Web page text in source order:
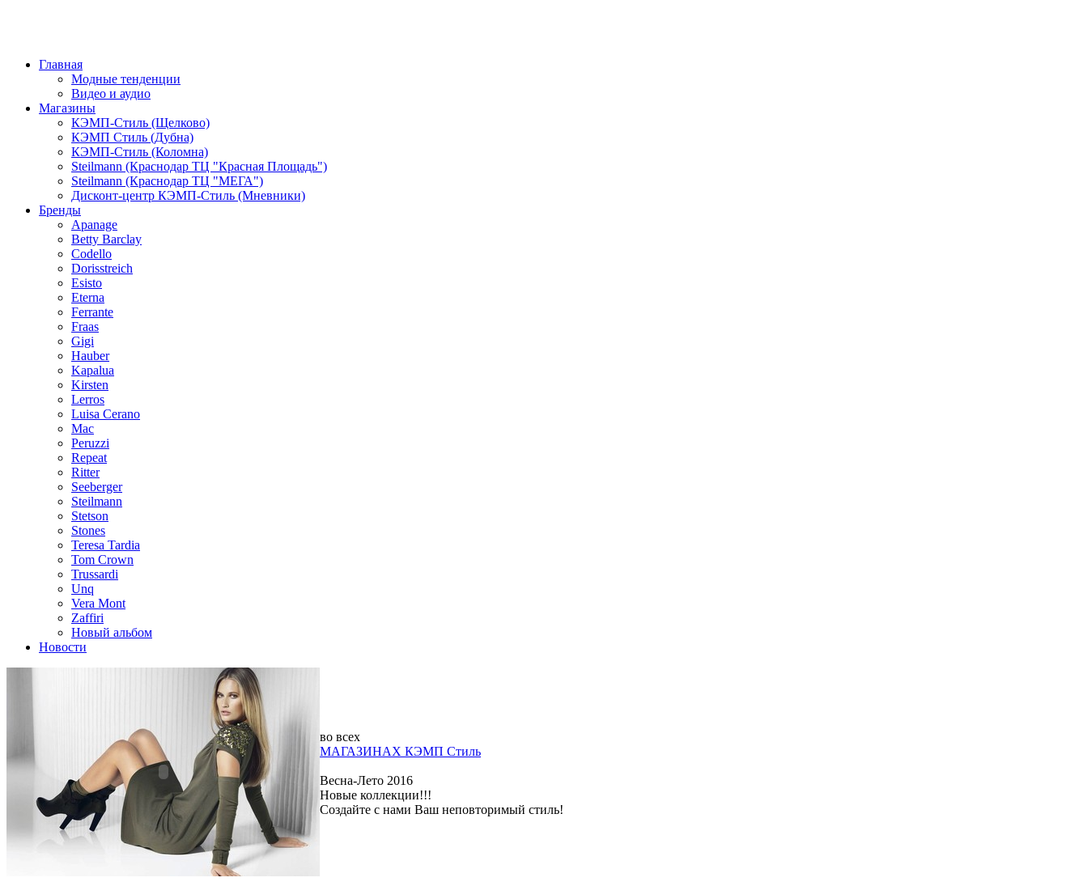
Главная
Модные тенденции
Видео и аудио
Магазины
КЭМП-Стиль (Щелково)
КЭМП Стиль (Дубна)
КЭМП-Стиль (Коломна)
Steilmann (Краснодар ТЦ "Красная Площадь")
Steilmann (Краснодар ТЦ "МЕГА")
Дисконт-центр КЭМП-Стиль (Мневники)
Бренды
Apanage
Betty Barclay
Codello
Dorisstreich
Esisto
Eterna
Ferrante
Fraas
Gigi
Hauber
Kapalua
Kirsten
Lerros
Luisa Cerano
Mac
Peruzzi
Repeat
Ritter
Seeberger
Steilmann
Stetson
Stones
Teresa Tardia
Tom Crown
Trussardi
Unq
Vera Mont
Zaffiri
Новый альбом
Новости
во всех
МАГАЗИНАХ КЭМП Стиль
Весна-Лето 2016
Новые коллекции!!!
Создайте с нами Ваш неповторимый стиль!